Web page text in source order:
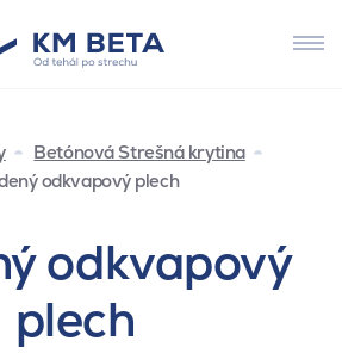
Betónová Strešná krytina
odkvapový plech
odkvapový
plech